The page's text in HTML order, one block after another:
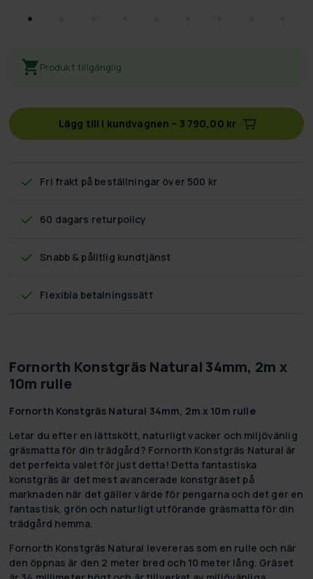
Produkt tillgänglig
Lägg till i kundvagnen – 3 790,00 kr
Fri frakt på beställningar över 500 kr
60 dagars returpolicy
Snabb & pålitlig kundtjänst
Flexibla betalningssätt
Fornorth Konstgräs Natural 34mm, 2m x
10m rulle
Fornorth Konstgräs Natural 34mm, 2m x 10m rulle
Letar du efter en lättskött, naturligt vacker och miljövänlig
gräsmatta för din trädgård? Fornorth Konstgräs Natural är
det perfekta valet för just detta! Detta fantastiska
konstgräs är det mest avancerade konstgräset på
marknaden när det gäller värde för pengarna och det ger en
fantastisk, grön och naturligt utförande gräsmatta för din
trädgård hemma.
Fornorth Konstgräs Natural levereras som en rulle och när
den öppnas är den 2 meter bred och 10 meter lång. Gräset